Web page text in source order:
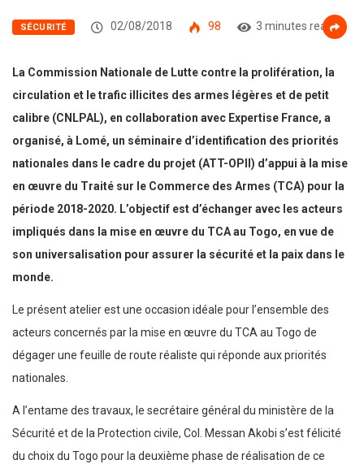
SÉCURITÉ 02/08/2018 98 3 minutes read
La Commission Nationale de Lutte contre la prolifération, la
circulation et le trafic illicites des armes légères et de petit
calibre (CNLPAL), en collaboration avec Expertise France, a
organisé, à Lomé, un séminaire d’identification des priorités
nationales dans le cadre du projet (ATT-OPII) d’appui à la mise
en œuvre du Traité sur le Commerce des Armes (TCA) pour la
période 2018-2020. L’objectif est d’échanger avec les acteurs
impliqués dans la mise en œuvre du TCA au Togo, en vue de
son universalisation pour assurer la sécurité et la paix dans le
monde.
Le présent atelier est une occasion idéale pour l’ensemble des
acteurs concernés par la mise en œuvre du TCA au Togo de
dégager une feuille de route réaliste qui réponde aux priorités
nationales.
A l’entame des travaux, le secrétaire général du ministère de la
Sécurité et de la Protection civile, Col. Messan Akobi s’est félicité
du choix du Togo pour la deuxième phase de réalisation de ce